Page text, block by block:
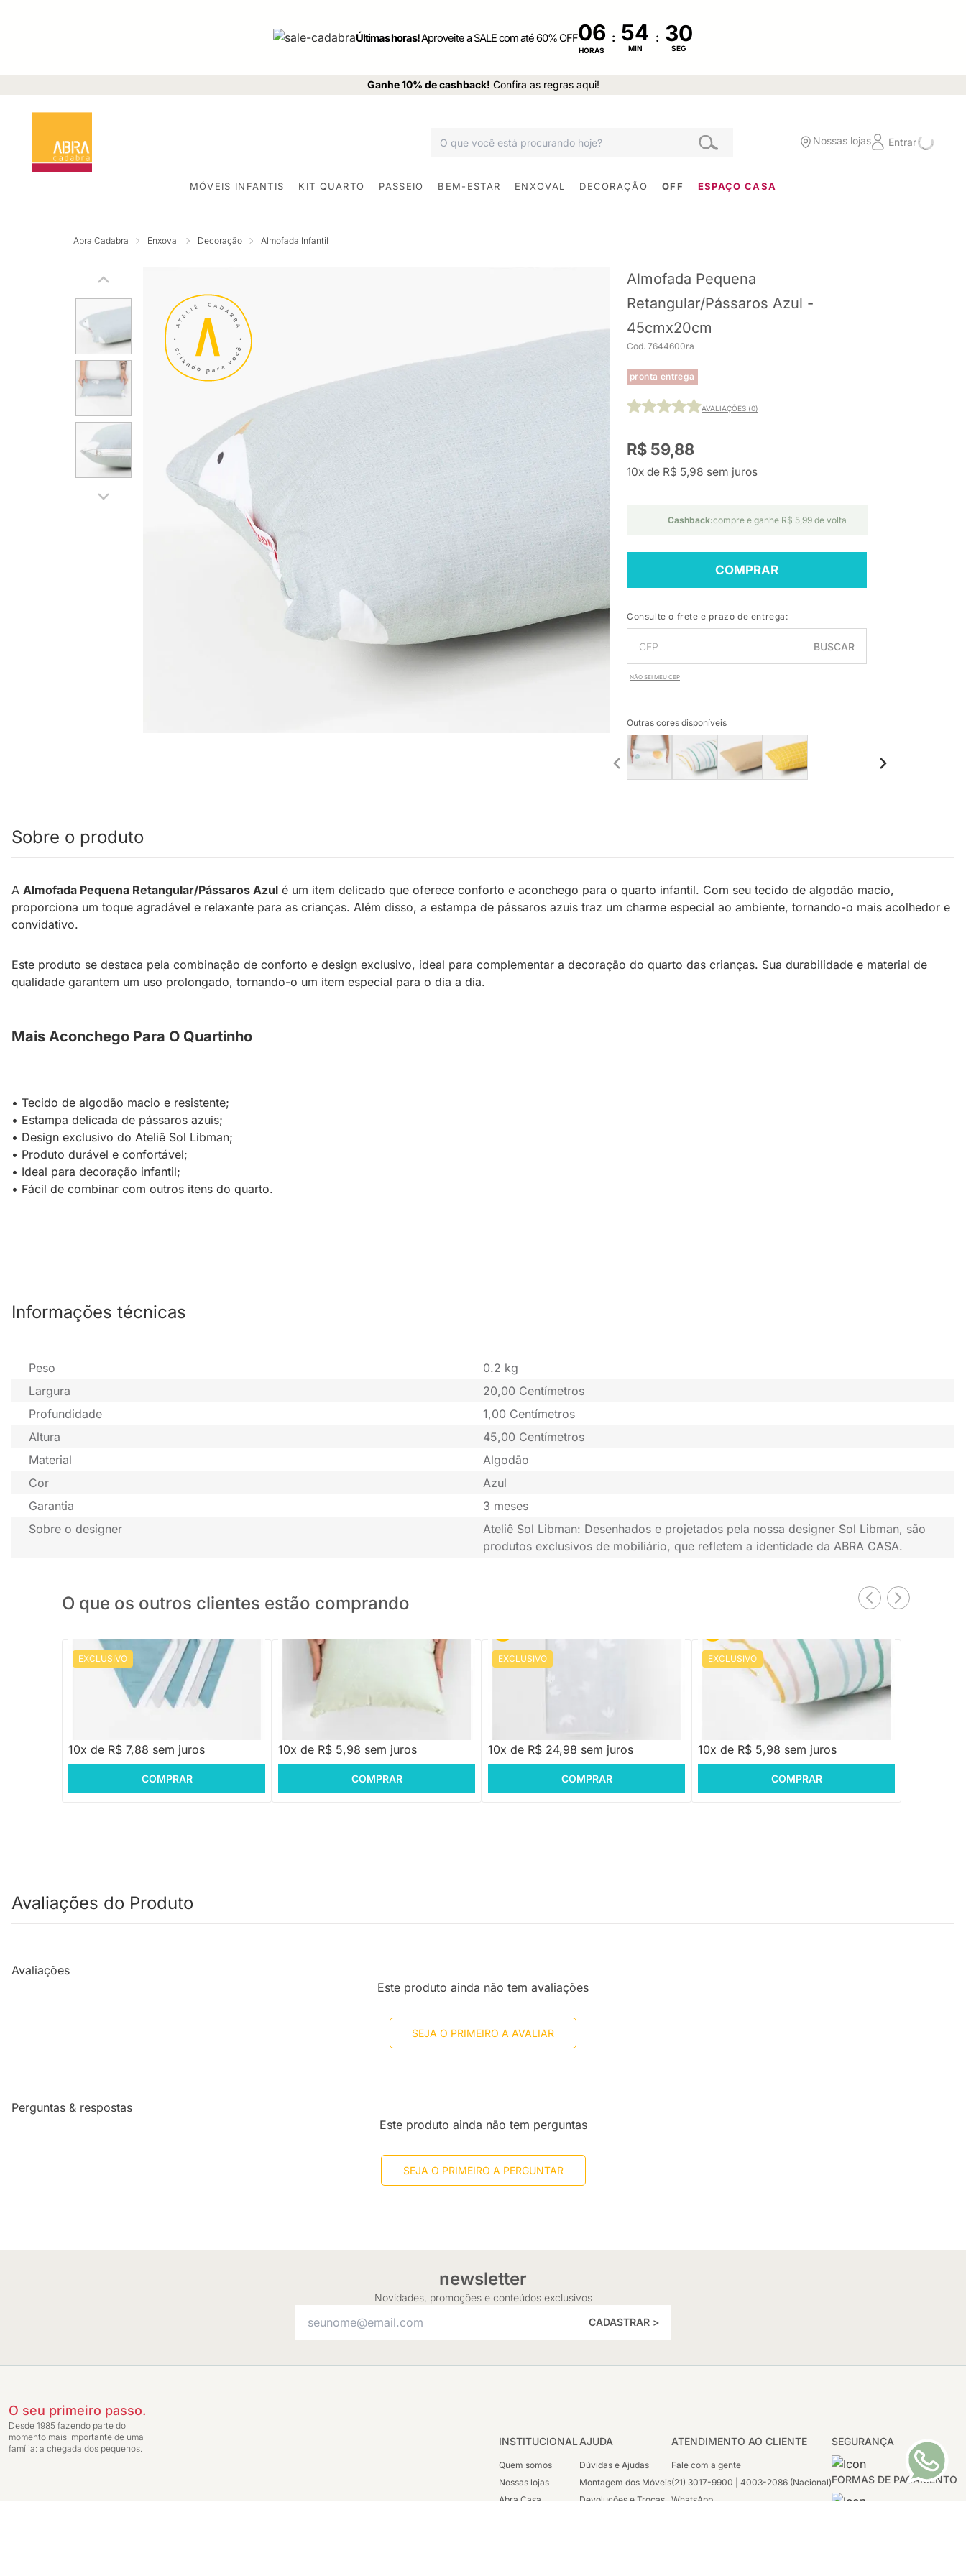
Últimas horas!Aproveite a SALE com até 60% OFF06
HORAS
:
MIN
:
SEG
Ganhe 10% de cashback! Confira as regras aqui!
Nossas lojas Entrar
MÓVEIS INFANTIS KIT QUARTO PASSEIO BEM-ESTAR ENXOVAL DECORAÇÃO OFF ESPAÇO CASA
Abra Cadabra Enxoval Decoração Almofada Infantil
Almofada Pequena
Retangular/Pássaros Azul -
45cmx20cm
Cod. 7644600ra
pronta entrega
AVALIAÇÕES (0)
R$ 59,88
10x de R$ 5,98 sem juros
Cashback:compre e ganhe R$ 5,99 de volta
COMPRAR
Consulte o frete e prazo de entrega:
BUSCAR
NÃO SEI MEU CEP
Outras cores disponíveis
Sobre o produto
A Almofada Pequena Retangular/Pássaros Azul é um item delicado que oferece conforto e aconchego para o quarto infantil. Com seu tecido de algodão macio,
proporciona um toque agradável e relaxante para as crianças. Além disso, a estampa de pássaros azuis traz um charme especial ao ambiente, tornando-o mais acolhedor e
convidativo.
Este produto se destaca pela combinação de conforto e design exclusivo, ideal para complementar a decoração do quarto das crianças. Sua durabilidade e material de
qualidade garantem um uso prolongado, tornando-o um item especial para o dia a dia.
Mais Aconchego Para O Quartinho
• Tecido de algodão macio e resistente;
• Estampa delicada de pássaros azuis;
• Design exclusivo do Ateliê Sol Libman;
• Produto durável e confortável;
• Ideal para decoração infantil;
• Fácil de combinar com outros itens do quarto.
Informações técnicas
Peso
0.2 kg
Largura
20,00 Centímetros
Profundidade
1,00 Centímetros
Altura
45,00 Centímetros
Material
Algodão
Cor
Azul
Garantia
3 meses
Sobre o designer
Ateliê Sol Libman: Desenhados e projetados pela nossa designer Sol Libman, são
produtos exclusivos de mobiliário, que refletem a identidade da ABRA CASA.
O que os outros clientes estão comprando
EXCLUSIVO PRONTA ENTREGA
Bandeirola em Tons Azuis
10x de R$ 7,88 sem juros
COMPRAR
Almofada Pequena Quadrada Universo -
30cmx30cm
10x de R$ 5,98 sem juros
COMPRAR
EXCLUSIVO PRONTA ENTREGA
R$ 249,88
10x de R$ 24,98 sem juros
COMPRAR
EXCLUSIVO PRONTA ENTREGA
Almofada Pequena Retangular - Listras
10x de R$ 5,98 sem juros
COMPRAR
Avaliações do Produto
Avaliações
Este produto ainda não tem avaliações
SEJA O PRIMEIRO A AVALIAR
Perguntas & respostas
Este produto ainda não tem perguntas
SEJA O PRIMEIRO A PERGUNTAR
newsletter
Novidades, promoções e conteúdos exclusivos
CADASTRAR >
O seu primeiro passo.
Desde 1985 fazendo parte do
momento mais importante de uma
família: a chegada dos pequenos.
INSTITUCIONAL
Quem somos
Nossas lojas
Abra Casa
AJUDA
Dúvidas e Ajudas
Montagem dos Móveis
Devoluções e Trocas
SEGURANÇA
FORMAS DE PAGAMENTO
ATENDIMENTO AO CLIENTE
Fale com a gente
(21) 3017-9900 | 4003-2086 (Nacional)
WhatsApp